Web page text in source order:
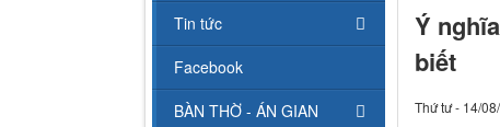
Ý
biết
Thứ tư - 14/
Tin tức
Facebook
BÀN THỜ - ÁN GIAN